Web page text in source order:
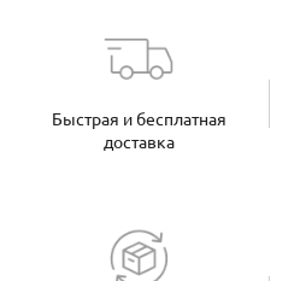
Быстрая и бесплатная
доставка